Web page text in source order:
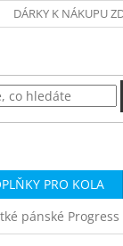
DÁRKY K NÁKUPU
PRO KOLA
pánské Progress